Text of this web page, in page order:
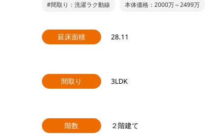
#間取り：洗濯ラク動線 本体価格：2000万～2499万
延床面積 28.11
間取り 3LDK
階数 ２階建て